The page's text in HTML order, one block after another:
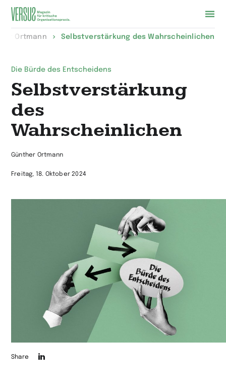
Zur
Ortmann Selbstverstärkung des Wahrscheinlichen
Die Bürde des Entscheidens
Selbstverstärkung
des
Wahrscheinlichen
Günther Ortmann
Freitag, 18. Oktober 2024
Share